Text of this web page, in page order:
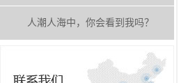
人潮人海中，你会看到我吗？